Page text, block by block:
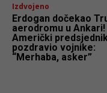
Izdvojeno
Erdogan dočekao
aerodromu u Ankari!
Američki
pozdravio vojnike:
“Merhaba, asker”